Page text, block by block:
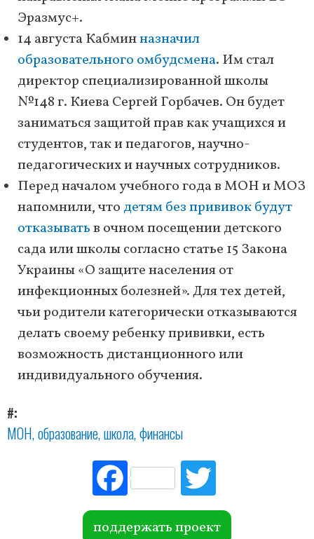
Эразмус+.
14 августа Кабминназначил
образовательного омбудсмена. Им стал
директор специализированной школы
№148 г. Киева Сергей Горбачев. Он будет
заниматься защитой прав как учащихся и
студентов, так и педагогов, научно-
педагогических и научных сотрудников.
Перед началом учебного года в МОН и МОЗ
напомнили, чтодетям без прививок будут
отказыватьв очном посещении детского
сада или школы согласно статье 15 Закона
Украины «О защите населения от
инфекционных болезней». Для тех детей,
чьи родители категорически отказываются
делать своему ребенку прививки, есть
возможность дистанционного или
индивидуального обучения.
#
МОН образование школа финансы
Fac
ebo
ok r
поддержать проект